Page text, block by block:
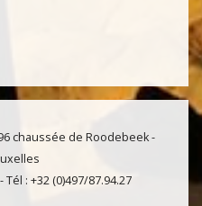
chaussée de Roodebeek -
- Tél : +32 (0)497/87.94.27